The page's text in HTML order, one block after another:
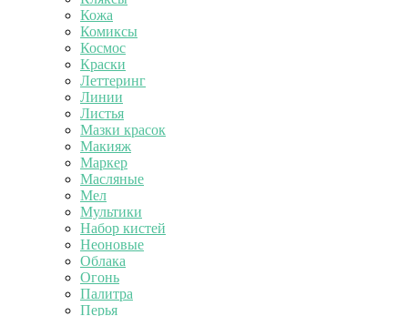
Кожа
Комиксы
Космос
Краски
Леттеринг
Линии
Листья
Мазки красок
Макияж
Маркер
Масляные
Мел
Мультики
Набор кистей
Неоновые
Облака
Огонь
Палитра
Перья